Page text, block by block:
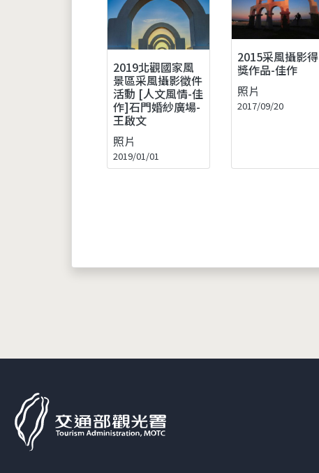
2019北觀國家風
景區采風攝影徵件
活動 [人文風情-佳
作]石門婚紗廣場-
王啟文
照片
2019/01/01
2015采風攝影得
獎作品-佳作
照片
2017/09/20